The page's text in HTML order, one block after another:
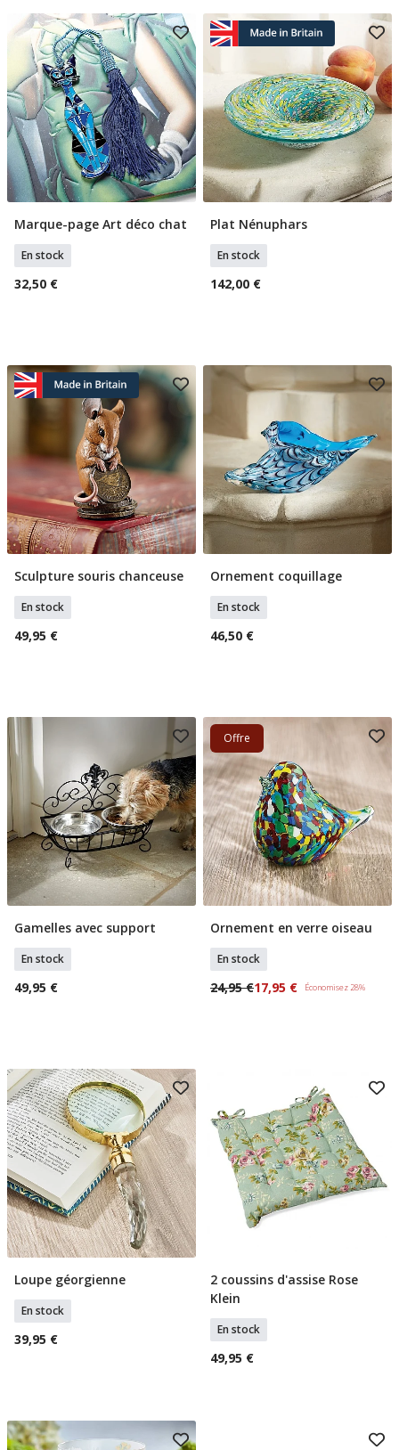
Ajouter Au Panier
Marque-page Art déco chat
En stock
32,50 €
Ajouter Au Panier
Plat Nénuphars
En stock
142,00 €
Ajouter Au Panier
Sculpture souris chanceuse
En stock
49,95 €
Ajouter Au Panier
Ornement coquillage
En stock
46,50 €
Ajouter Au Panier
Gamelles avec support
En stock
49,95 €
Offre
Ajouter Au Panier
Ornement en verre oiseau
En stock
24,95 €17,95 € Économisez 28%
Ajouter Au Panier
Loupe géorgienne
En stock
39,95 €
Ajouter Au Panier
2 coussins d'assise Rose
Klein
En stock
49,95 €